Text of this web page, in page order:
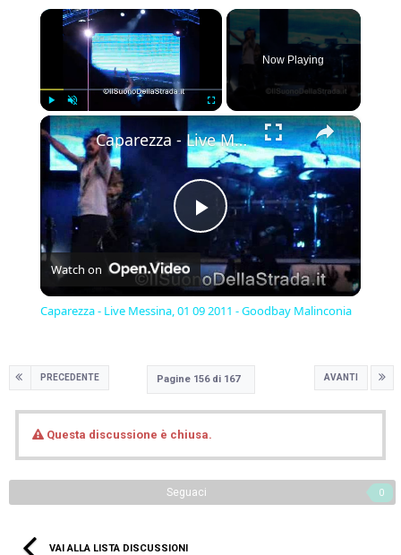
×
Play Unmute Fullscreen
Now Playing
×
Play
Video
Caparezza - Live Messina, 01 09 2011 - Goodbay Malinconia
Watch on
Caparezza - Live Messina, 01 09 2011 - Goodbay Malinconia
PRECEDENTE AVANTI
Pagine 156 di 167
Questa discussione è chiusa.
Seguaci 0
VAI ALLA LISTA DISCUSSIONI